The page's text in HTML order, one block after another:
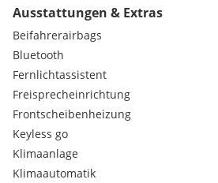
Ausstattungen & Extras
Beifahrerairbags
Bluetooth
Fernlichtassistent
Freisprecheinrichtung
Frontscheibenheizung
Keyless go
Klimaanlage
Klimaautomatik